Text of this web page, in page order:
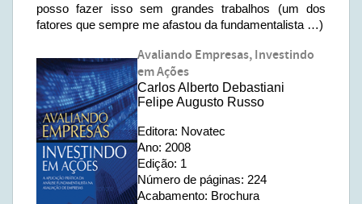
posso fazer isso sem grandes trabalhos (um dos
fatores que sempre me afastou da fundamentalista …)
Avaliando Empresas, Investindo
em Ações
Carlos Alberto Debastiani
Felipe Augusto Russo
Editora: Novatec
Ano: 2008
Edição: 1
Número de páginas: 224
Acabamento: Brochura